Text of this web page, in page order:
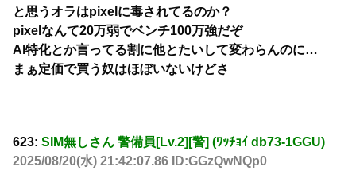
と思うオラはpixelに毒されてるのか？
pixelなんて20万弱でベンチ100万強だぞ
Al特化とか言ってる割に他とたいして変わらんのに…
まぁ定価で買う奴はほぼいないけどさ
623: SIM無しさん 警備員[Lv.2][警] (ﾜｯﾁｮｲ db73-1GGU)
2025/08/20(水) 21:42:07.86 ID:GGzQwNQp0